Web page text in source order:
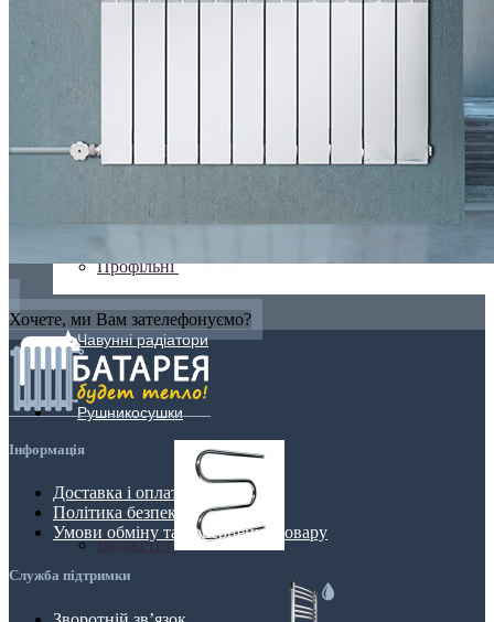
Профільні
Чавунні радіатори
Рушникосушки
Бюджетні
Хочете, ми Вам зателефонуємо?
Інформація
Доставка і оплата
Політика безпеки
Умови обміну та повернення товару
Служба підтримки